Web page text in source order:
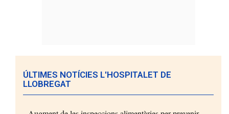
ÚLTIMES NOTÍCIES L'HOSPITALET DE
LLOBREGAT